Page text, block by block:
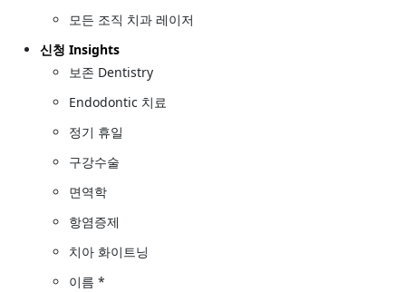
모든 조직 치과 레이저
신청 Insights
보존 Dentistry
Endodontic 치료
정기 휴일
구강수술
면역학
항염증제
치아 화이트닝
이름 *